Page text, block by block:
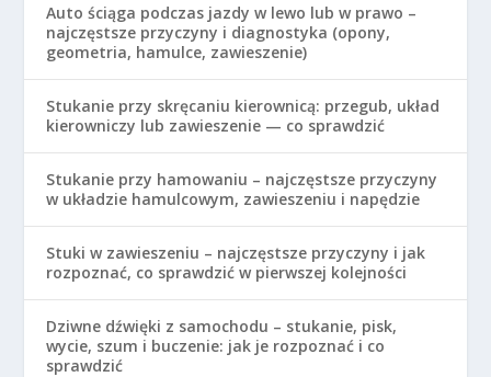
Auto ściąga podczas jazdy w lewo lub w prawo –
najczęstsze przyczyny i diagnostyka (opony,
geometria, hamulce, zawieszenie)
Stukanie przy skręcaniu kierownicą: przegub, układ
kierowniczy lub zawieszenie — co sprawdzić
Stukanie przy hamowaniu – najczęstsze przyczyny
w układzie hamulcowym, zawieszeniu i napędzie
Stuki w zawieszeniu – najczęstsze przyczyny i jak
rozpoznać, co sprawdzić w pierwszej kolejności
Dziwne dźwięki z samochodu – stukanie, pisk,
wycie, szum i buczenie: jak je rozpoznać i co
sprawdzić